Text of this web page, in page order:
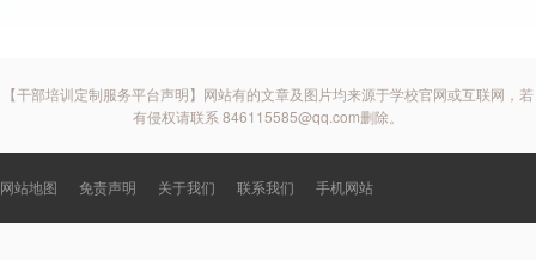
【干部培训定制服务平台声明】网站有的文章及图片均来源于学校官网或互联网，若
有侵权请联系 846115585@qq.com删除。
网站地图 免责声明 关于我们 联系我们 手机网站